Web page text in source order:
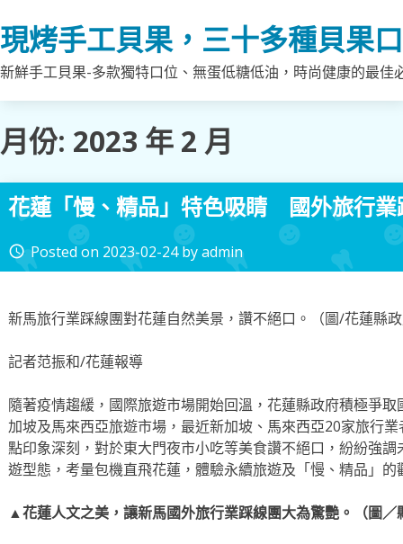
to
content
現烤手工貝果，三十多種貝果
新鮮手工貝果-多款獨特口位、無蛋低糖低油，時尚健康的最
月份: 2023 年 2 月
花蓮「慢、精品」特色吸睛 國外旅行業
access_time Posted on 2023-02-24byadmin
新馬旅行業踩線團對花蓮自然美景，讚不絕口。（圖∕花蓮縣
記者范振和∕花蓮報導
隨著疫情趨緩，國際旅遊市場開始回溫，花蓮縣政府積極爭
加坡及馬來西亞旅遊市場，最近新加坡、馬來西亞20家旅行
點印象深刻，對於東大門夜市小吃等美食讚不絕口，紛紛強
遊型態，考量包機直飛花蓮，體驗永續旅遊及「慢、精品」的
▲花蓮人文之美，讓新馬國外旅行業踩線團大為驚艷。（圖／